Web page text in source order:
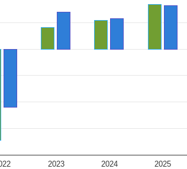
2023 2024 2025